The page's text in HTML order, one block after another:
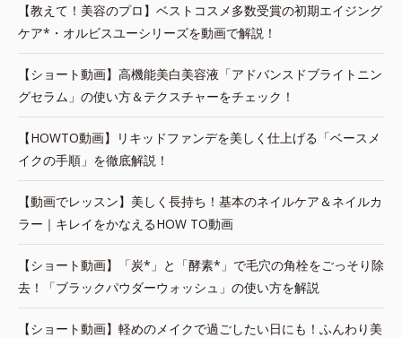
【教えて！美容のプロ】ベストコスメ多数受賞の初期エイジング
ケア*・オルビスユーシリーズを動画で解説！
【ショート動画】高機能美白美容液「アドバンスドブライトニン
グセラム」の使い方＆テクスチャーをチェック！
【HOWTO動画】リキッドファンデを美しく仕上げる「ベースメ
イクの手順」を徹底解説！
【動画でレッスン】美しく長持ち！基本のネイルケア＆ネイルカ
ラー｜キレイをかなえるHOW TO動画
【ショート動画】「炭*」と「酵素*」で毛穴の角栓をごっそり除
去！「ブラックパウダーウォッシュ」の使い方を解説
【ショート動画】軽めのメイクで過ごしたい日にも！ふんわり美